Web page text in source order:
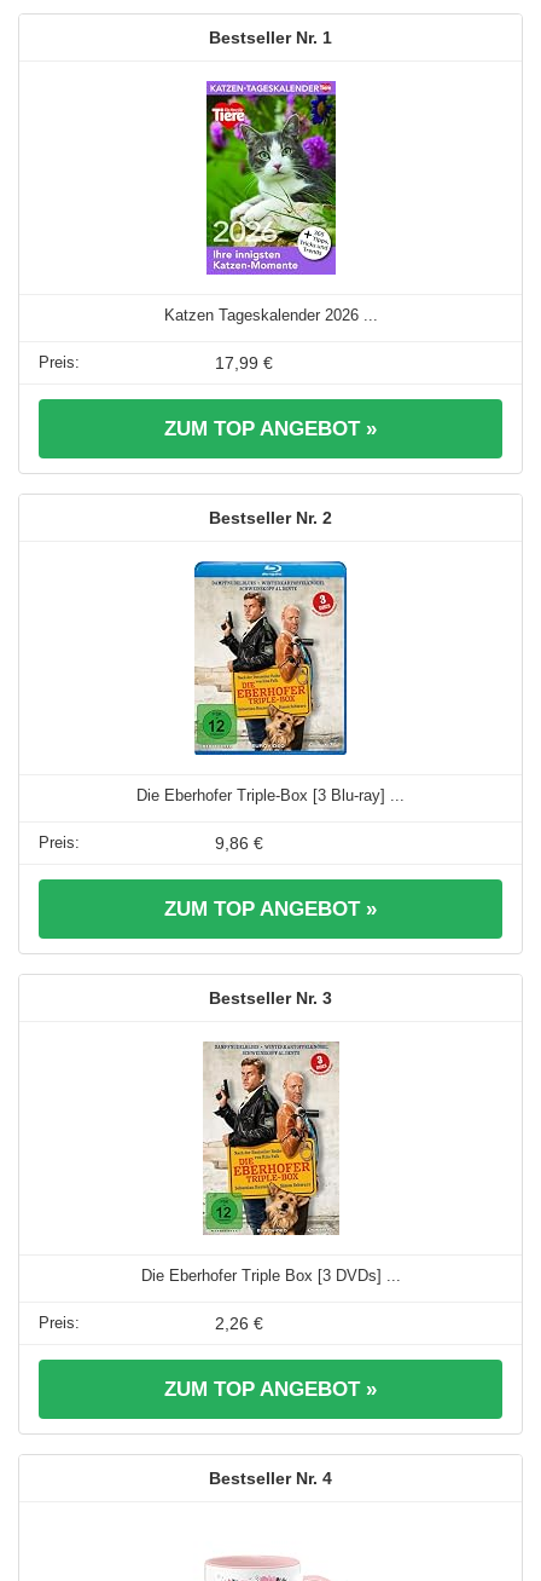
1
Katzen Tageskalender 2026 ...
17,99 €
ZUM TOP ANGEBOT »
2
Die Eberhofer Triple-Box [3 Blu-ray] ...
9,86 €
ZUM TOP ANGEBOT »
3
Die Eberhofer Triple Box [3 DVDs] ...
2,26 €
ZUM TOP ANGEBOT »
4